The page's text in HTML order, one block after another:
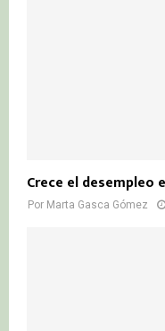
Crece el desempleo
Por Marta Gasca Gómez